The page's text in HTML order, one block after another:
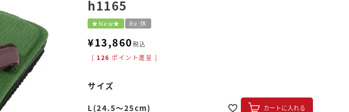
h1165
★New★ Re:休
¥13,860税込
[ 126 ポイント進呈 ]
サイズ
L(24.5～25cm) カートに入れる